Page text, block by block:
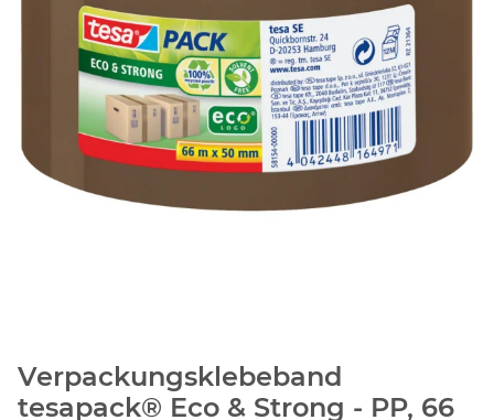
Verpackungsklebeband
tesapack® Eco & Strong - PP, 66